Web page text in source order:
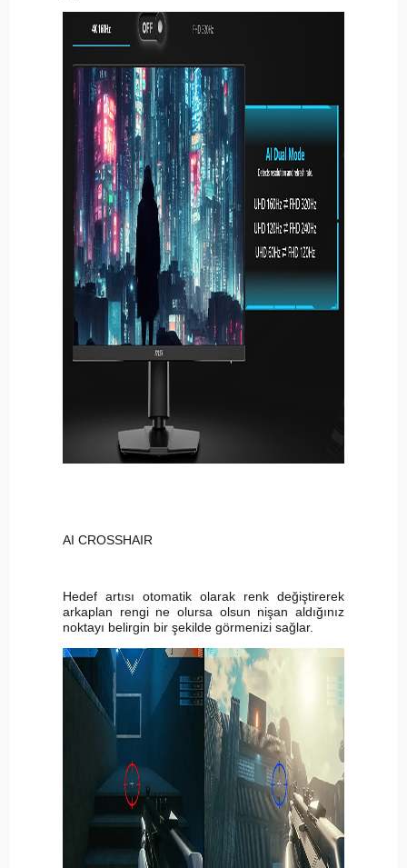
AI CROSSHAIR
Hedef artısı otomatik olarak renk değiştirerek
arkaplan rengi ne olursa olsun nişan aldığınız
noktayı belirgin bir şekilde görmenizi sağlar.